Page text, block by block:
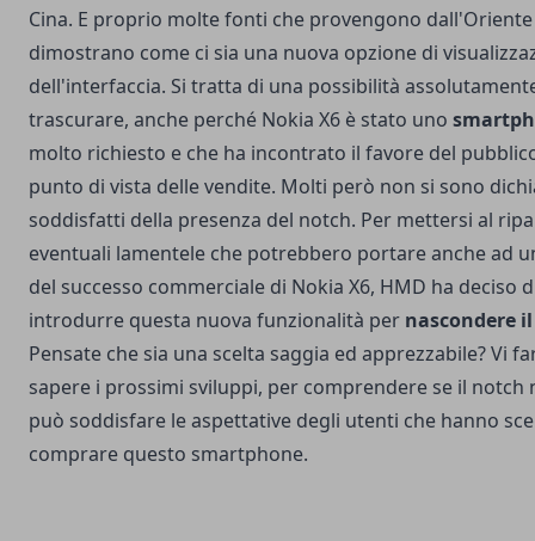
Cina. E proprio molte fonti che provengono
dimostrano come ci sia una nuova opzione di
dell'interfaccia. Si tratta di una possibilità
trascurare, anche perché Nokia X6 è stato uno
molto richiesto e che ha incontrato il favore del
punto di vista delle vendite. Molti però non si sono
soddisfatti della presenza del notch. Per mettersi al
eventuali lamentele che potrebbero portare anche ad
del successo commerciale di Nokia X6, HMD ha deciso
introdurre questa nuova funzionalità per nascondere
Pensate che sia una scelta saggia ed apprezzabile? Vi
sapere i prossimi sviluppi, per comprendere se il notch
può soddisfare le aspettative degli utenti che hanno
comprare questo smartphone.